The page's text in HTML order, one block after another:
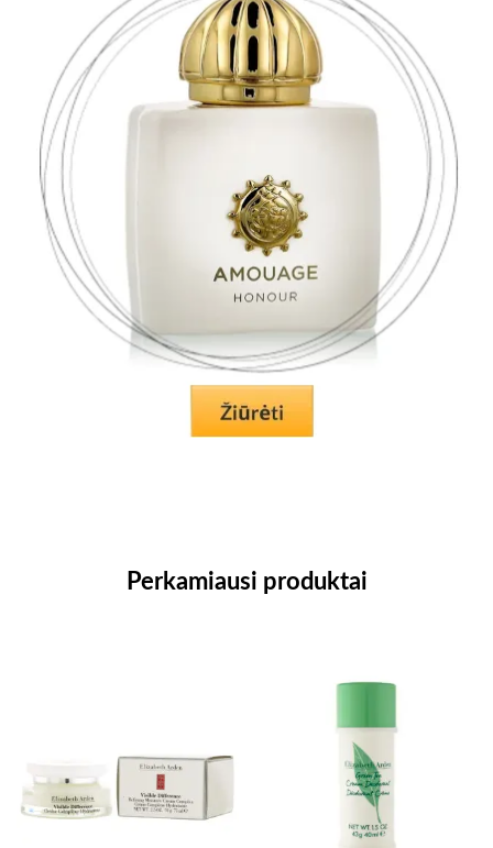
Perkamiausi produktai